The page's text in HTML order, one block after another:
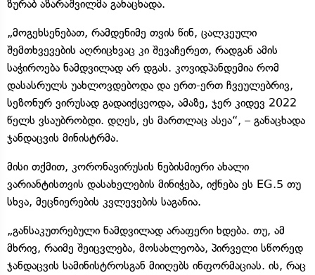
ზურაბ აზარაშვილმა განაცხადა.
„მოგეხსენებათ, რამდენიმე თვის წინ, ცალკეული
შემთხვევების აღრიცხვაც კი შევაჩერეთ, რადგან ამის
საჭიროება ნამდვილად არ დგას. კოვიდპანდემია რომ
დასასრულს უახლოვდებოდა და ერთ-ერთ ჩვეულებრივ,
სეზონურ ვირუსად გადაიქცეოდა, ამაზე, ჯერ კიდევ 2022
წელს ვსაუბრობდი. დღეს, ეს მართლაც ასეა“, – განაცხადა
ჯანდაცვის მინისტრმა.
მისი თქმით, კორონავირუსის ნებისმიერი ახალი
ვარიანტისთვის დასახელების მინიჭება, იქნება ეს EG.5 თუ
სხვა, მეცნიერების კვლევების საგანია.
„განსაკუთრებული ნამდვილად არაფერი ხდება. თუ, ამ
მხრივ, რაიმე შეიცვლება, მოსახლეობა, პირველი სწორედ
ჯანდაცვის სამინისტროსგან მიიღებს ინფორმაციას. ის, რაც